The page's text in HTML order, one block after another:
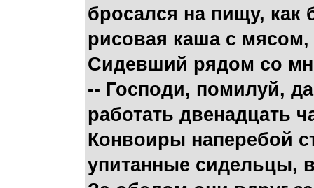
бросался на пищу,
рисовая каша с мясом,
Сидевший рядом со
-- Господи, помилуй,
работать двенадцать
Конвоиры наперебой
упитанные сидельцы,